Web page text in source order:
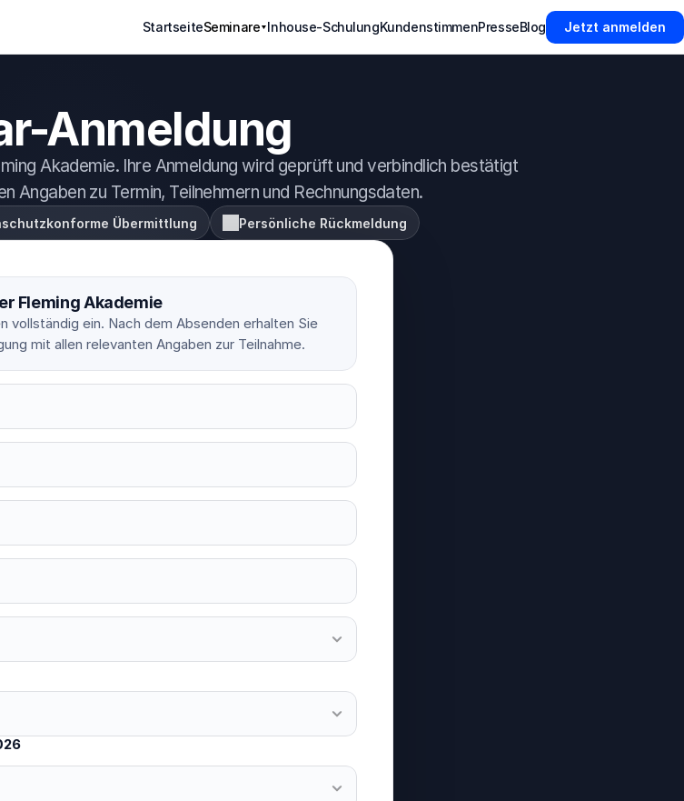
StartseiteSeminare Inhouse-SchulungKundenstimmenPresseBlog Jetzt anmelden
Anmeldung
Akademie. Ihre Anmeldung wird geprüft und verbindlich bestätigt
Angaben zu Termin, Teilnehmern und Rechnungsdaten.
Übermittlung Persönliche Rückmeldung
Fleming Akademie
vollständig ein. Nach dem Absenden erhalten Sie
mit allen relevanten Angaben zur Teilnahme.